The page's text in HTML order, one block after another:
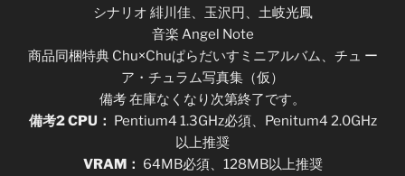
シナリオ 緋川佳、玉沢円、土岐光鳳
音楽 Angel Note
商品同梱特典 Chu×Chuぱらだいすミニアルバム、チュ ー
ア・チュラム写真集（仮）
備考 在庫なくなり次第終了です。
備考2 CPU： Pentium4 1.3GHz必須、Penitum4 2.0GHz
以上推奨
VRAM： 64MB必須、128MB以上推奨